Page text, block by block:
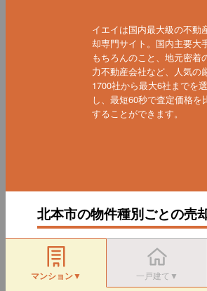
イエイは国内最大級の不動
却専門サイト。国内主要大
もちろんのこと、地元密着
力不動産会社など、人気の
1700社から最大6社までを
し、最短60秒で査定価格を
することができます。
北本市の物件種別ごとの売
マンション▼ 一戸建て▼